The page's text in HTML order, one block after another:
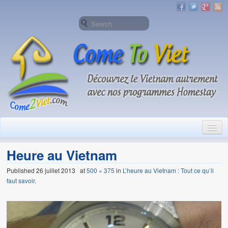
Accueil
A propos de Come To Viet
Homestay
A propos de Homestay Vietnam
Pourquoi choisir les programmes Homestay de Come2Viet
Heure au Vietnam
Published26 juillet 2013 at500 × 375 in L’heure au Vietnam : Tout ce qu’il
faut savoir.